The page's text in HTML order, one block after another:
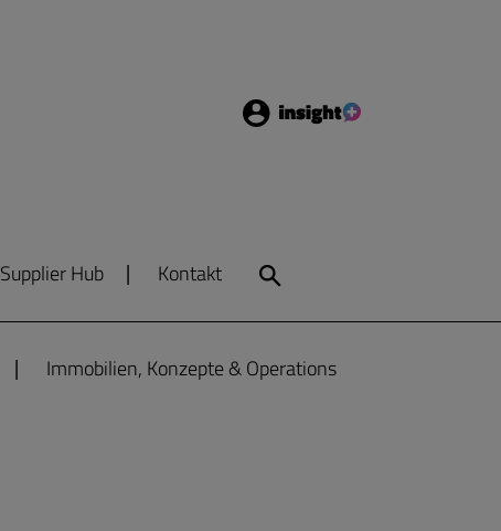
Supplier Hub Kontakt
Immobilien, Konzepte & Operations